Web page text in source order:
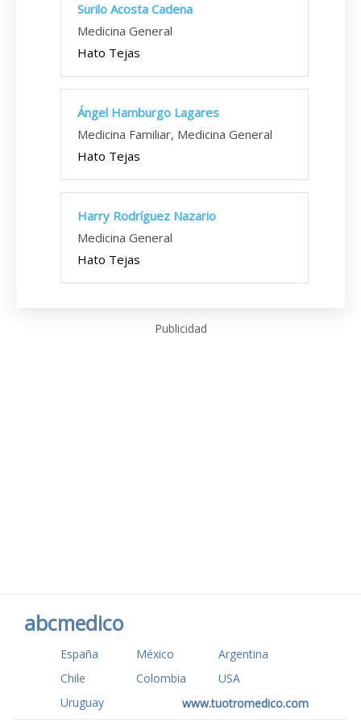
Surilo Acosta Cadena
Medicina General
Hato Tejas
Ángel Hamburgo Lagares
Medicina Familiar, Medicina General
Hato Tejas
Harry Rodríguez Nazario
Medicina General
Hato Tejas
Publicidad
abcmedico
España México
Argentina
Chile
Colombia
USA
Uruguay
www.tuotromedico.com